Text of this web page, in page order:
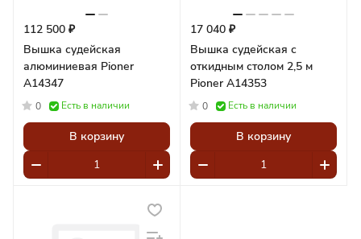
112 500 ₽
Вышка судейская
алюминиевая Pioner
A14347
0 Есть в наличии
В корзину
17 040 ₽
Вышка судейская с
откидным столом 2,5 м
Pioner A14353
0 Есть в наличии
В корзину